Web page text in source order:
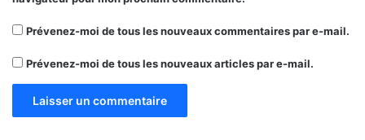
Prévenez-moi de tous les nouveaux commentaires par e-mail.
Prévenez-moi de tous les nouveaux articles par e-mail.